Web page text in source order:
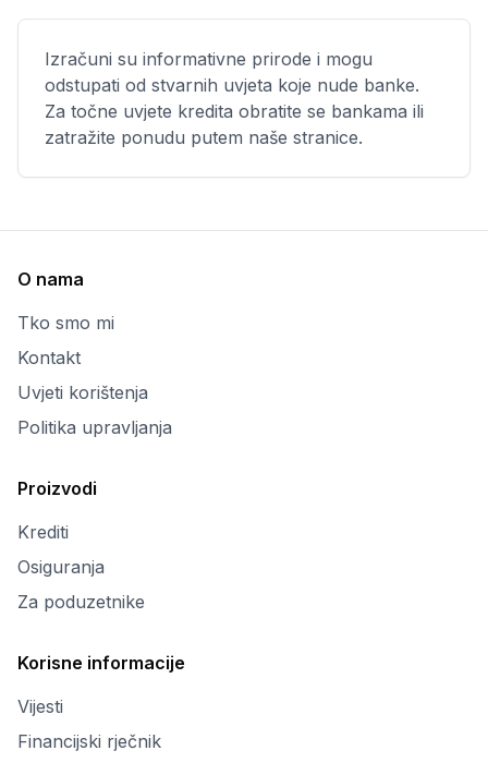
Izračuni su informativne prirode i mogu
odstupati od stvarnih uvjeta koje nude banke.
Za točne uvjete kredita obratite se bankama ili
zatražite ponudu putem naše stranice.
O nama
Tko smo mi
Kontakt
Uvjeti korištenja
Politika upravljanja
Proizvodi
Krediti
Osiguranja
Za poduzetnike
Korisne informacije
Vijesti
Financijski rječnik